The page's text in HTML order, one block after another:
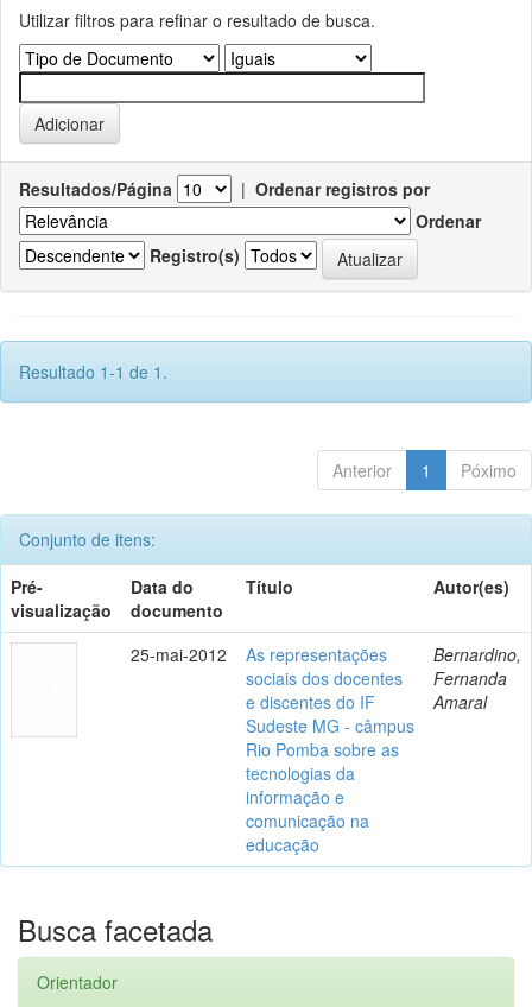
Utilizar filtros para refinar o resultado de busca.
Resultados/Página | Ordenar registros por
Ordenar
Registro(s)
Resultado 1-1 de 1.
Anterior 1 Póximo
Conjunto de itens:
Pré-
visualização
Data do
documento
Título Autor(es)
25-mai-2012
As representações
sociais dos docentes
e discentes do IF
Sudeste MG - câmpus
Rio Pomba sobre as
tecnologias da
informação e
comunicação na
educação
Bernardino,
Fernanda
Amaral
Busca facetada
Orientador